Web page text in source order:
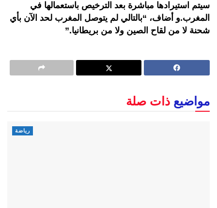
سيتم استيرادها مباشرة بعد الترخيص باستعمالها في
المغرب.و أضاف، “بالتالي لم يتوصل المغرب لحد الآن بأي
شحنة لا من لقاح الصين ولا من بريطانيا.”
مواضيع ذات صلة
رياضة